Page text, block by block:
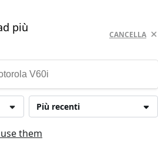
più
CANCELLA
Più recenti
them